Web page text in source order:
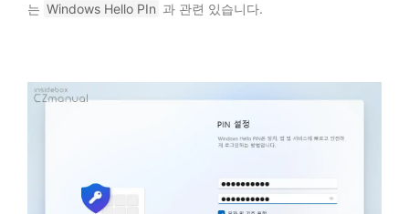
는 Windows Hello PIn 과 관련 있습니다.